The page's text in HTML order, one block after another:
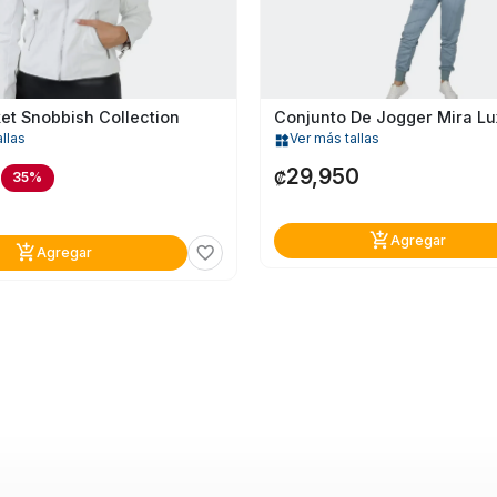
Snobbish Collection
35%
add_shopping_cartAgregar favorite_border
widgetsVer más tallas
₡29,950
add_shopping_cartAgregar